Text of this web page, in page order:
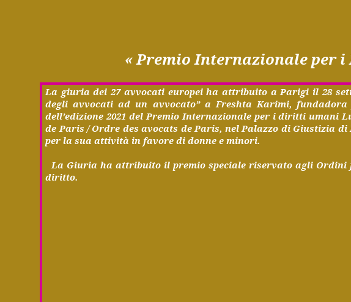
«Premio Internazionaleper
La giuria dei 27 avvocati europeihaattribuito aParigi il 28
degli avvocati ad un avvocato” aFreshta Karimi,
dell’edizione 2021 del Premio Internazionale per i diritti umani
de Paris / Ordre des avocats de Paris, nel Palazzo di Giustizia
per la sua attività in favore di donne e minori.
La Giuria ha attribuito il premio speciale riservato agli
diritto.